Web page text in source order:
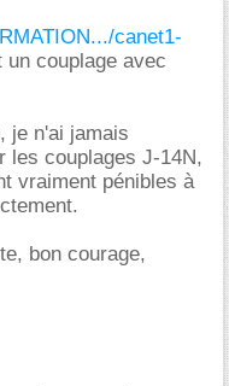
canet1-
couplage avec
je n'ai jamais
les couplages J-14N,
vraiment pénibles à
bon courage,